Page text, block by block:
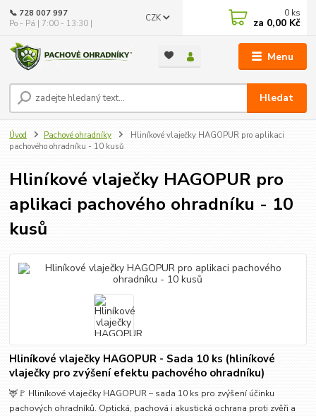
Menu
CZK
Hledat
📞 728 007 997
Po - Pá | 7:00 - 13:30 |
0 ks
za 0,00 Kč
Úvod Pachové ohradníky
Hliníkové vlaječky HAGOPUR pro aplikaci
pachového ohradníku - 10 kusů
Hliníkové vlaječky HAGOPUR pro
aplikaci pachového ohradníku - 10
kusů
Hliníkové vlaječky HAGOPUR - Sada 10 ks (hliníkové
vlaječky pro zvýšení efektu pachového ohradníku)
🦌🚩 Hliníkové vlaječky HAGOPUR – sada 10 ks pro zvýšení účinku
pachových ohradníků. Optická, pachová i akustická ochrana proti zvěři a